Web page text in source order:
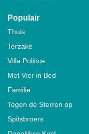
Populair
Thuis
Terzake
Villa Politica
Met Vier in Bed
Familie
Tegen de Sterren op
Spitsbroers